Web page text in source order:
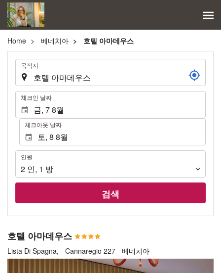
Home 베네치아 호텔 아마데우스
. 목적지
. 체크인 날짜
체크아웃 날짜
인
원
인원
2 인, 1 방
검색
호텔 아마데우스
Lista Di Spagna, - Cannaregio 227 - 베네치아